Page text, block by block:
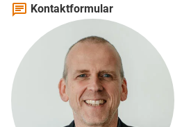
chat Kontaktformular